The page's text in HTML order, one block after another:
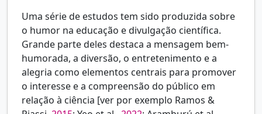
Uma série de estudos tem sido produzida sobre
o humor na educação e divulgação científica.
Grande parte deles destaca a mensagem bem-
humorada, a diversão, o entretenimento e a
alegria como elementos centrais para promover
o interesse e a compreensão do público em
relação à ciência [ver por exemplo Ramos &